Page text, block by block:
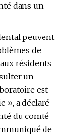
dans un
peuvent
de
résidents
un
est
», a déclaré
du comté
de